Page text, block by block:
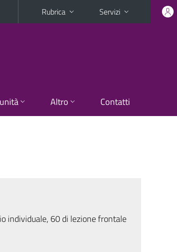
Rubrica Servizi
Altro Contatti
individuale, 60 di lezione frontale